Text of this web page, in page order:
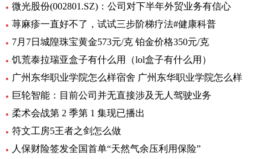
微光股份(002801.SZ)：公司对下半年外贸业务有信心
荨麻疹一直好不了，试试三步阶梯疗法#健康科普
7月7日城隍珠宝黄金573元/克 铂金价格350元/克
饥荒泰拉瑞亚盒子有什么用（lol盒子有什么用）
广州东华职业学院怎么样宿舍 广州东华职业学院怎么样
巨轮智能：目前公司并无直接涉及无人驾驶业务
柔术会战第 2 季第 1 集现已播出
符文工房5王者之剑怎么做
人保财险签发全国首单“天然气余压利用保险”